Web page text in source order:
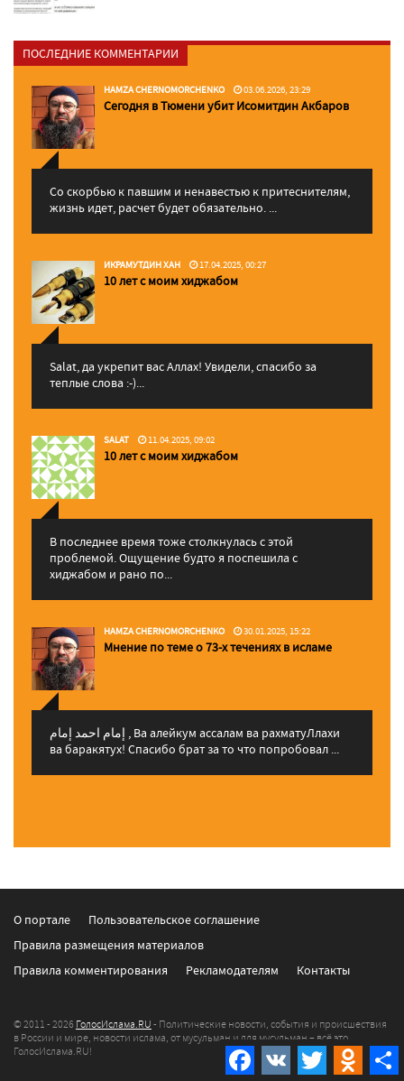
ПОСЛЕДНИЕ КОММЕНТАРИИ
HAMZA CHERNOMORCHENKO 03.06.2026, 23:29
Сегодня в Тюмени убит Исомитдин Акбаров
Со скорбью к павшим и ненавестью к притеснителям,
жизнь идет, расчет будет обязательно. ...
ИКРАМУТДИН ХАН 17.04.2025, 00:27
10 лет с моим хиджабом
Salat, да укрепит вас Аллаx! Увидели, спасибо за
теплые слова :-)...
SALAT 11.04.2025, 09:02
10 лет с моим хиджабом
В последнее время тоже столкнулась с этой
проблемой. Ощущение будто я поспешила с
хиджабом и рано по...
HAMZA CHERNOMORCHENKO 30.01.2025, 15:22
Мнение по теме о 73-х течениях в исламе
إمام احمد إمام , Ва алейкум ассалам ва рахматуЛлахи
ва баракятух! Спасибо брат за то что попробовал ...
Facebook
VK Twitter
О портале
Пользовательское соглашение
Правила размещения материалов
Правила комментирования
Рекламодателям Контакты
© 2011 - 2026 ГолосИслама.RU - Политические новости, события и происшествия
в России и мире, новости ислама, от мусульман и для мусульман – всё это
ГолосИслама.RU!